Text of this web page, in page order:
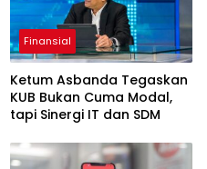
Finansial
Ketum Asbanda Tegaskan
KUB Bukan Cuma Modal,
tapi Sinergi IT dan SDM